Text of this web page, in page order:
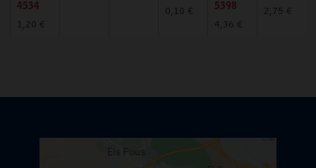
4534
1,20 €
0,10 €
5398
4,36 €
2,75 €